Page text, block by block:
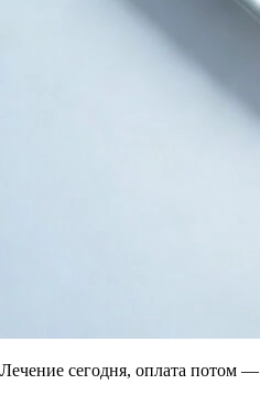
Лечение сегодня, оплата потом —